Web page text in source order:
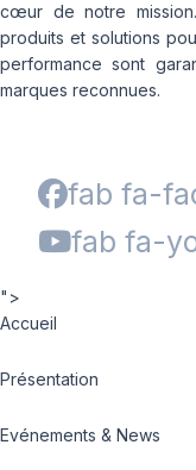
cœur de notre
produits et solutions
performance sont
marques reconnues.
fab fa-
fab fa-
">
Accueil
Présentation
Evénements & News